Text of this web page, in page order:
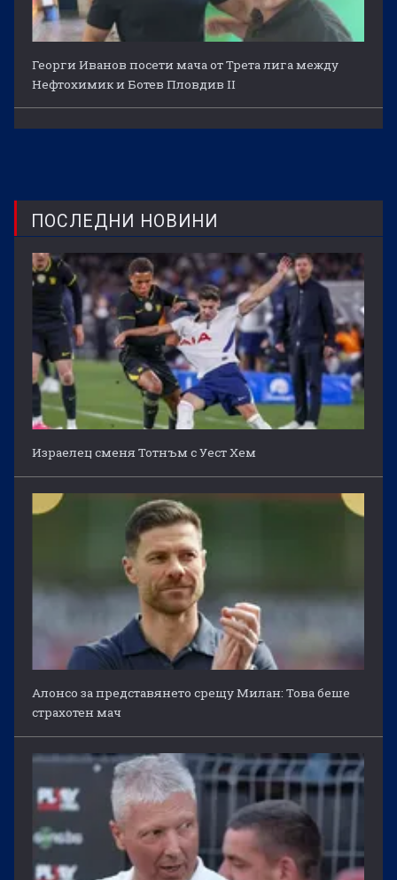
Георги Иванов посети мача от Трета лига между
Нефтохимик и Ботев Пловдив II
ПОСЛЕДНИ НОВИНИ
Израелец сменя Тотнъм с Уест Хем
Алонсо за представянето срещу Милан: Това беше
страхотен мач